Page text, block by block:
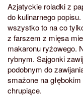
Azjatyckie roladki z
do kulinarnego
wszystko to na co
z farszem z mięsa
makaronu ryżowego.
rybnym. Sajgonki
podobnym do
smażone na
chrupiące.